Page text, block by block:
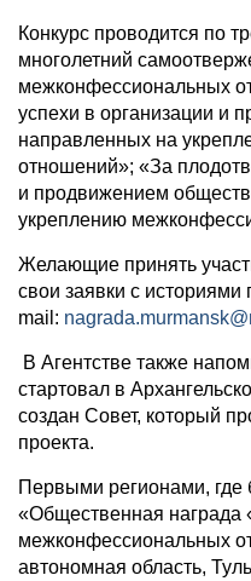
Конкурс проводится по
многолетний
межконфессиональных
успехи в организации и
направленных на
отношений»; «За
и продвижением
укреплению
Желающие принять
свои заявки с историями
mail:
В Агентстве также
стартовал в
создан Совет, который
проекта.
Первыми регионами, где
«Общественная награда
межконфессиональных
автономная область,